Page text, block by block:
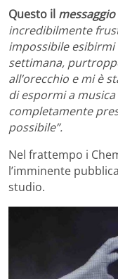
Questo il m
incredibilmente
impossibile
settimana,
all’orecchio e mi è
di espormi a
completamente
possibile”.
Nel frattempo i
l’imminente
studio.